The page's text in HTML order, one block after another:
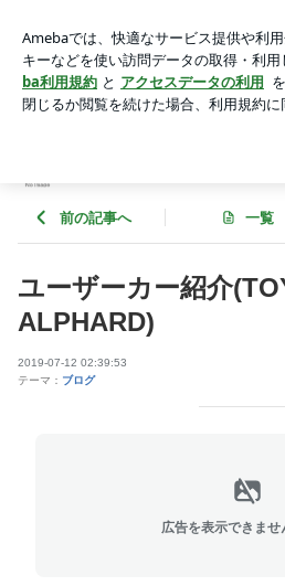
アプリをダウンロードして ブログの更
ょう。
前の記事へ 一覧
ユーザーカー紹介
ALPHARD)
2019-07-12 02:39:53
テーマ： ブログ
広告を表示できませ